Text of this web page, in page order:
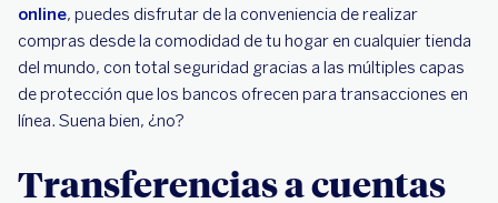
online, puedes disfrutar de la conveniencia de realizar
compras desde la comodidad de tu hogar en cualquier tienda
del mundo, con total seguridad gracias a las múltiples capas
de protección que los bancos ofrecen para transacciones en
línea. Suena bien, ¿no?
Transferencias a cuentas